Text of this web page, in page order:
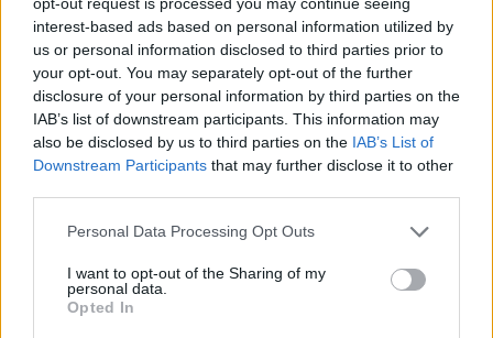
interest-based ads based on personal information utilized by
us or personal information disclosed to third parties prior to
your opt-out. You may separately opt-out of the further
disclosure of your personal information by third parties on the
IAB’s list of downstream participants. This information may
also be disclosed by us to third parties on the IAB’s List of
Downstream Participants that may further disclose it to other
Personal Data Processing Opt Outs
I want to opt-out of the Sharing of my
personal data.
Opted In
Zpravodajství
Příbram modernizuje parkovací automaty.
Přibudou i tři nové poblíž Svaté Hory
Středočeský kraj upravil pravidla soutěže.
Obce nově získají body i za předcházení